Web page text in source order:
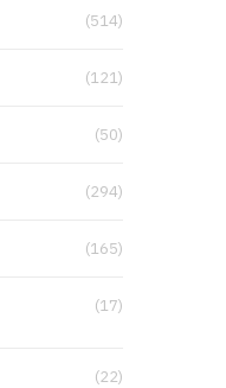
(514)
(121)
(50)
(294)
(165)
(17)
(22)